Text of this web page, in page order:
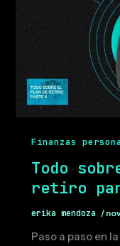
Finanzas
Todo
retiro
erika mendoza /
Paso a paso en